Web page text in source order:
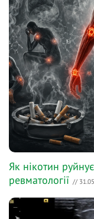
Як нікотин
ревматології //